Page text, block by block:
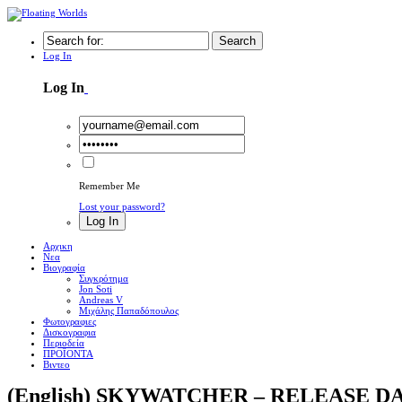
Search
Log In
Log In
Remember Me
Lost your password?
Log In
Αρχικη
Νεα
Βιογραφία
Συγκρότημα
Jon Soti
Andreas V
Μιχάλης Παπαδόπουλος
Φωτογραφιες
Δισκογραφια
Περιοδεία
ΠΡΟΪΟΝΤΑ
Βιντεο
(English) SKYWATCHER – RELEASE